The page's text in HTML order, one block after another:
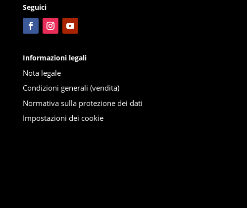
Seguici
Informazioni legali
Nota legale
Condizioni generali (vendita)
Normativa sulla protezione dei dati
Impostazioni dei cookie